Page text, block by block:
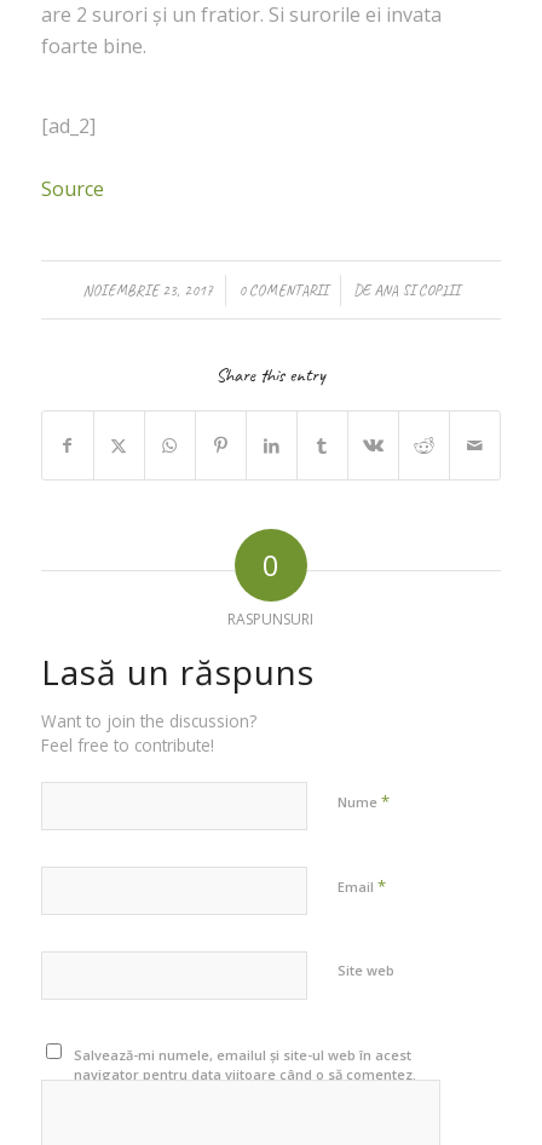
are 2 surori și un fratior. Si surorile ei invata
foarte bine.
[ad_2]
Source
NOIEMBRIE 23, 2017
/ 0 COMENTARII
/ DEANA SI COPIII
Share this entry
0
RASPUNSURI
Lasă un răspuns
Want to join the discussion?
Feel free to contribute!
Nume *
Email *
Site web
Salvează-mi numele, emailul și site-ul web în acest
navigator pentru data viitoare când o să comentez.